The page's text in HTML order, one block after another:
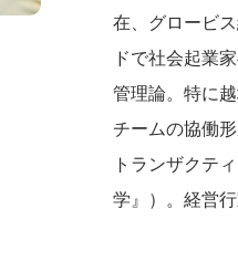
在、グロービ
ドで社会起業
管理論。特に
チームの協働
トランザクテ
学』）。経営